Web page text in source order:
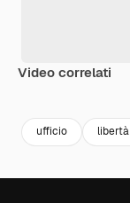
Video correlati
ufficio libertà